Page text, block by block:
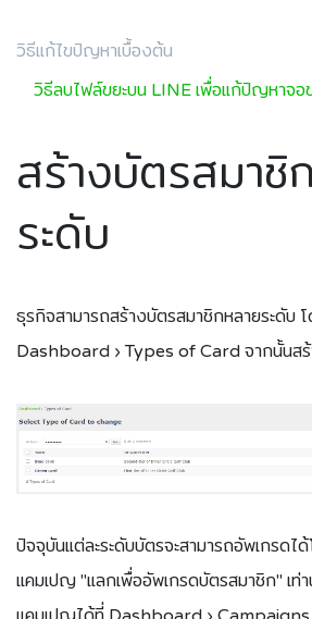
วิธีแก้ไขปัญหาเบื้องต้น
วิธีลบไฟล์ขยะบน LINE เพื่อแก้ปัญหาจอ
สร้างบัตรสมาชิ
ระดับ
ธุรกิจสามารถสร้างบัตรสมาชิกหลายระดับ โ
Dashboard › Types of Card จากนั้นสร้
ปัจจุบันแต่ละระดับบัตรจะสามารถอัพเกรดไ
แคมเปญ "แลกเพื่ออัพเกรดบัตรสมาชิก" เท่